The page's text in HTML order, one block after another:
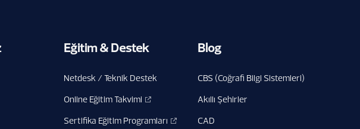
Eğitim & Destek
Netdesk / Teknik Destek
Online Eğitim Takvimi
Sertifika Eğitim Programları
Blog
CBS (Coğrafi Bilgi Sistemleri)
Akıllı Şehirler
CAD